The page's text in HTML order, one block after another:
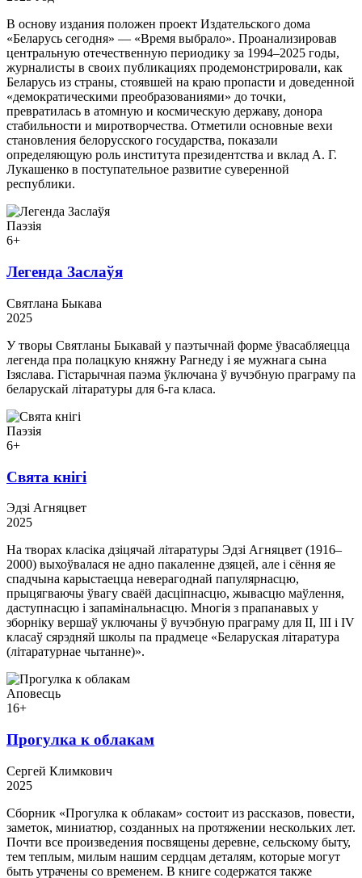
В основу издания положен проект Издательского дома
«Беларусь сегодня» — «Время выбрало». Проанализировав
центральную отечественную периодику за 1994–2025 годы,
журналисты в своих публикациях продемонстрировали, как
Беларусь из страны, стоявшей на краю пропасти и доведенной
«демократическими преобразованиями» до точки,
превратилась в атомную и космическую державу, донора
стабильности и миротворчества. Отметили основные вехи
становления белорусского государства, показали
определяющую роль института президентства и вклад А. Г.
Лукашенко в поступательное развитие суверенной
республики.
Паэзія
6+
Легенда Заслаўя
Святлана Быкава
2025
У творы Святланы Быкавай у паэтычнай форме ўвасабляецца
легенда пра полацкую княжну Рагнеду і яе мужнага сына
Ізяслава. Гістарычная паэма ўключана ў вучэбную праграму па
беларускай літаратуры для 6-га класа.
Паэзія
6+
Свята кнігі
Эдзі Агняцвет
2025
На творах класіка дзіцячай літаратуры Эдзі Агняцвет (1916–
2000) выхоўвалася не адно пакаленне дзяцей, але і сёння яе
спадчына карыстаецца неверагоднай папулярнасцю,
прыцягваючы ўвагу сваёй дасціпнасцю, жывасцю маўлення,
даступнасцю і запамінальнасцю. Многія з прапанавых у
зборніку вершаў уключаны ў вучэбную праграму для II, III і IV
класаў сярэдняй школы па прадмеце «Беларуская літаратура
(літаратурнае чытанне)».
Аповесць
16+
Прогулка к облакам
Сергей Климкович
2025
Сборник «Прогулка к облакам» состоит из рассказов, повести,
заметок, миниатюр, созданных на протяжении нескольких лет.
Почти все произведения посвящены деревне, сельскому быту,
тем теплым, милым нашим сердцам деталям, которые могут
быть утрачены со временем. В книге содержатся также